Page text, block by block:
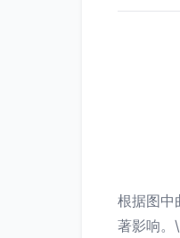
根据图中
著影响。